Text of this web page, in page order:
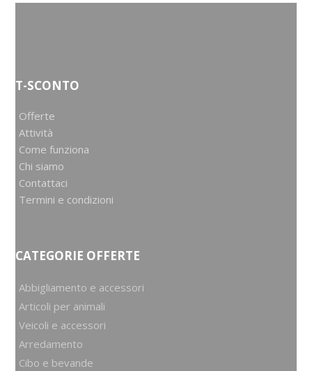
T-SCONTO
Offerte
Attività
Come funziona
Chi siamo
Contattaci
Termini e condizioni
CATEGORIE OFFERTE
Abbigliamento e accessori
Articoli per animali
Veicoli e accessori
Arredamento
Cibo e bevande